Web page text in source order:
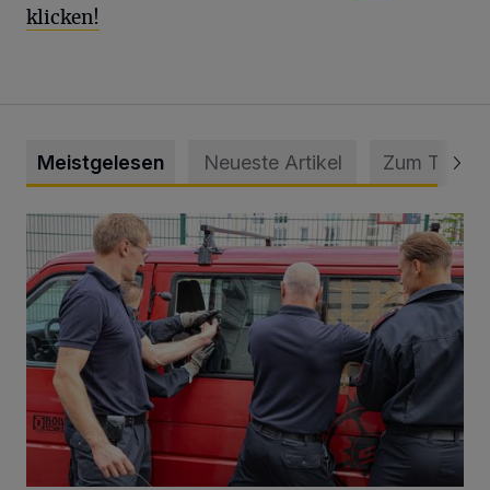
klicken!
Meistgelesen Neueste Artikel Zum Thema
Feuerwehr befreit Kind aus verschlossenem VW Bulli